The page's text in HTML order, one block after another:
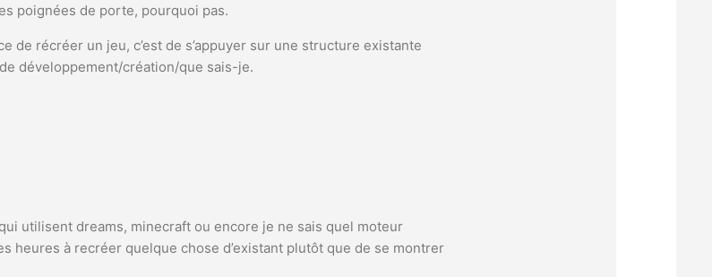
poignées de porte, pourquoi pas.
de récréer un jeu, c’est de s’appuyer sur une structure existante
développement/création/que sais-je.
utilisent dreams, minecraft ou encore je ne sais quel moteur
heures à recréer quelque chose d’existant plutôt que de se montrer